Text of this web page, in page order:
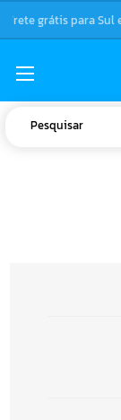
Frete grátis para